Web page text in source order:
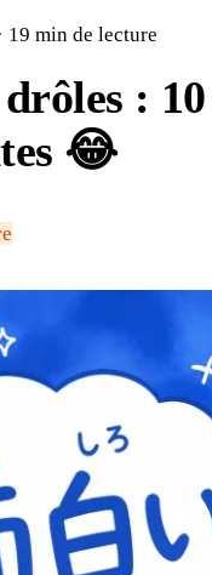
19 min de lecture
:
😂